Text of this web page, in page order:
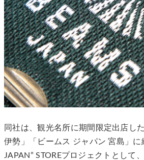
同社は、観光名所に期間限定出店し
伊勢」「ビームス ジャパン 宮島」に
JAPAN” STOREプロジェクトとして